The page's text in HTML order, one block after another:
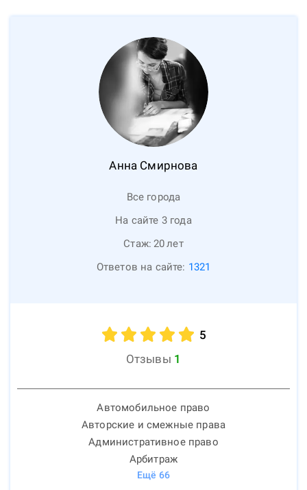
Анна Смирнова
Все города
На сайте 3 года
Стаж: 20лет
Ответов на сайте: 1321
5
Отзывы 1
Автомобильное право
Авторские и смежные права
Административное право
Арбитраж
Ещё 66